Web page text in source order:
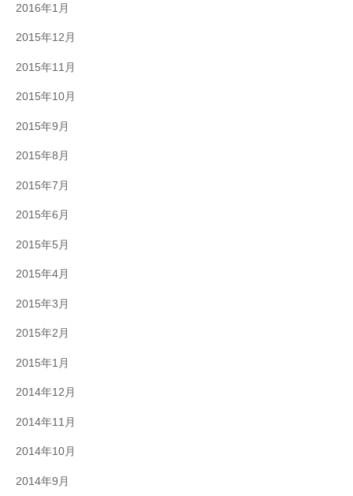
2016年1月
2015年12月
2015年11月
2015年10月
2015年9月
2015年8月
2015年7月
2015年6月
2015年5月
2015年4月
2015年3月
2015年2月
2015年1月
2014年12月
2014年11月
2014年10月
2014年9月